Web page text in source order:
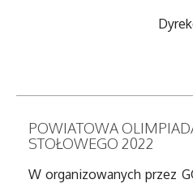
POWIATOWA
STOŁOWEGO 2022
W organizowanych przez